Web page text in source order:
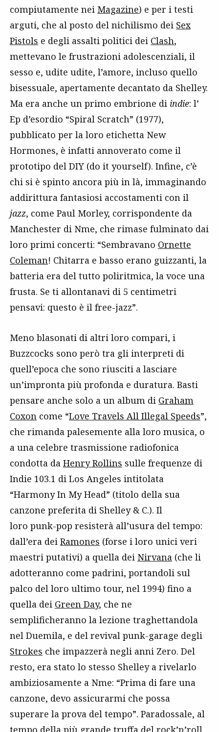
compiutamente nei Magazine) e per i testi
arguti, che al posto del nichilismo dei Sex
Pistols e degli assalti politici dei Clash,
mettevano le frustrazioni adolescenziali, il
sesso e, udite udite, l’amore, incluso quello
bisessuale, apertamente decantato da Shelley.
Ma era anche un primo embrione di indie: l’
Ep d’esordio “Spiral Scratch” (1977),
pubblicato per la loro etichetta New
Hormones, è infatti annoverato come il
prototipo del DIY (do it yourself). Infine, c’è
chi si è spinto ancora più in là, immaginando
addirittura fantasiosi accostamenti con il
jazz, come Paul Morley, corrispondente da
Manchester di Nme, che rimase fulminato dai
loro primi concerti: “Sembravano Ornette
Coleman! Chitarra e basso erano guizzanti, la
batteria era del tutto poliritmica, la voce una
frusta. Se ti allontanavi di 5 centimetri
pensavi: questo è il free-jazz”.
Meno blasonati di altri loro compari, i
Buzzcocks sono però tra gli interpreti di
quell’epoca che sono riusciti a lasciare
un’impronta più profonda e duratura. Basti
pensare anche solo a un album di Graham
Coxon come “Love Travels All Illegal Speeds”,
che rimanda palesemente alla loro musica, o
a una celebre trasmissione radiofonica
condotta da Henry Rollins sulle frequenze di
Indie 103.1 di Los Angeles intitolata
“Harmony In My Head” (titolo della sua
canzone preferita di Shelley & C.). Il
loro punk-pop resisterà all’usura del tempo:
dall’era dei Ramones (forse i loro unici veri
maestri putativi) a quella dei Nirvana (che li
adotteranno come padrini, portandoli sul
palco del loro ultimo tour, nel 1994) fino a
quella dei Green Day, che ne
semplificheranno la lezione traghettandola
nel Duemila, e del revival punk-garage degli
Strokes che impazzerà negli anni Zero. Del
resto, era stato lo stesso Shelley a rivelarlo
ambiziosamente a Nme: “Prima di fare una
canzone, devo assicurarmi che possa
superare la prova del tempo”. Paradossale, al
tempo della più grande truffa del rock’n’roll